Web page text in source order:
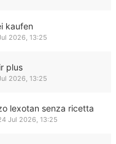
kaufen
2026, 13:25
plus
2026, 13:25
lexotan senza ricetta
Jul 2026, 13:25